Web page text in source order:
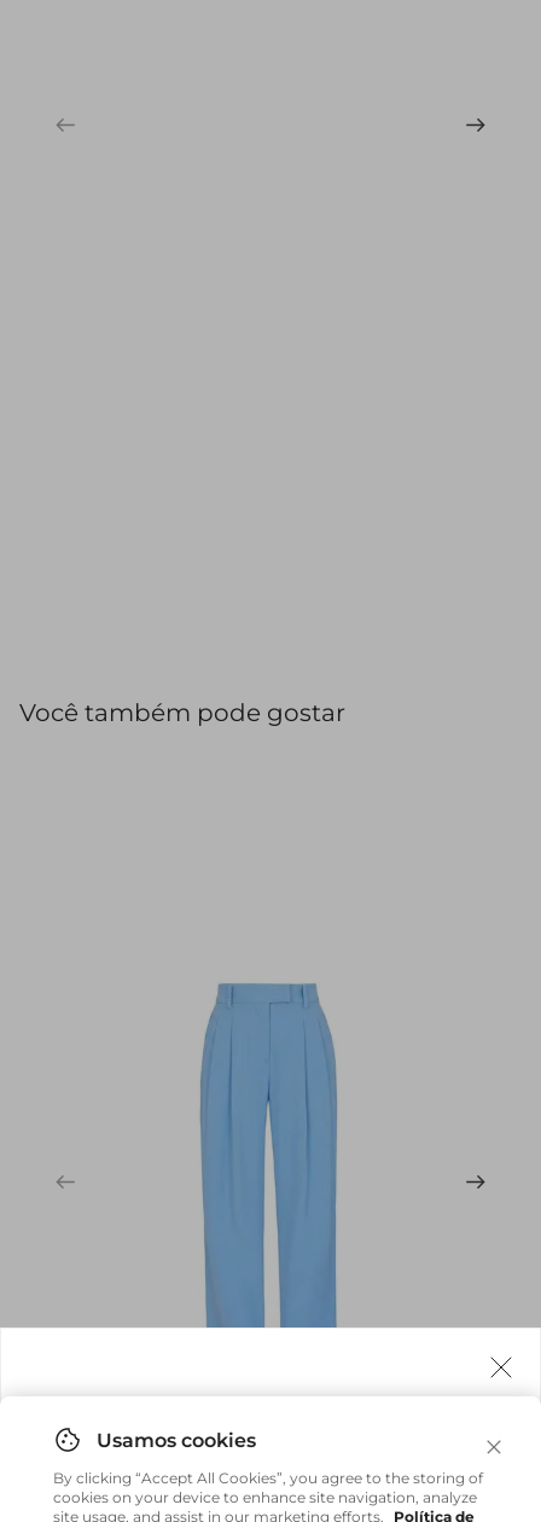
Você também pode gostar
em sua casa, não importa onde você estiver.
By clicking “Accept All Cookies”, you agree to the storing of
cookies on your device to enhance site navigation, analyze
site usage, and assist in our marketing efforts.
Política de